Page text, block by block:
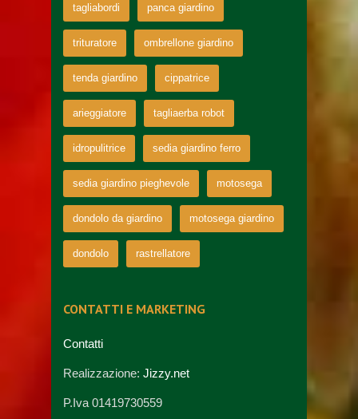
tagliabordi panca giardino
trituratore ombrellone giardino
tenda giardino cippatrice
arieggiatore tagliaerba robot
idropulitrice sedia giardino ferro
sedia giardino pieghevole motosega
dondolo da giardino motosega giardino
dondolo rastrellatore
CONTATTI E MARKETING
Contatti
Realizzazione: Jizzy.net
P.Iva 01419730559